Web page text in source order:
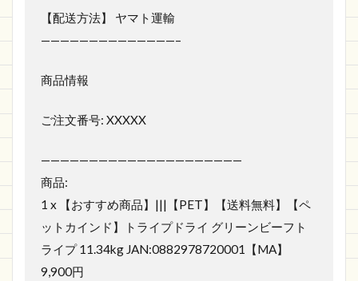
【配送方法】 ヤマト運輸
——————————————–
商品情報
ご注文番号: XXXXX
—————————————————————
商品:
1 x 【おすすめ商品】|||【PET】【送料無料】【ペ
ットカインド】トライプドライ グリーンビーフト
ライプ 11.34kg JAN:0882978720001【MA】
9,900円